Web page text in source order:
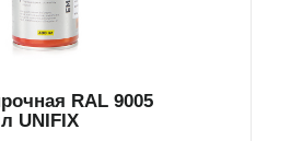
RAL 9005
UNIFIX